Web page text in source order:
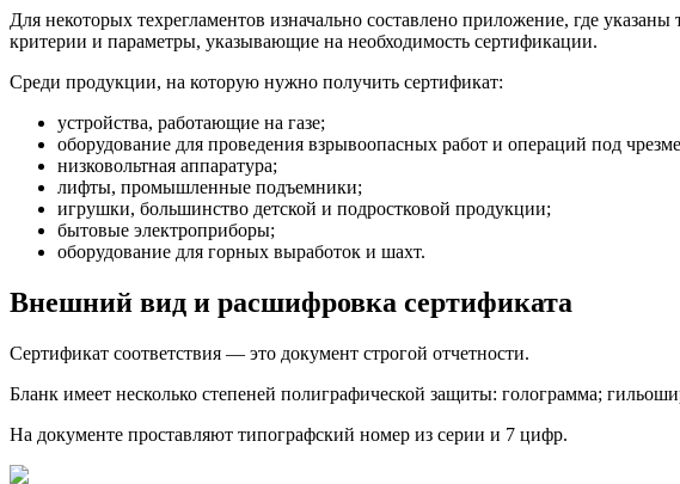
Для некоторых техрегламентов изначально составлено приложение, где
критерии и параметры, указывающие на необходимость сертификации.
Среди продукции, на которую нужно получить сертификат:
устройства, работающие на газе;
оборудование для проведения взрывоопасных работ и операций под
низковольтная аппаратура;
лифты, промышленные подъемники;
игрушки, большинство детской и подростковой продукции;
бытовые электроприборы;
оборудование для горных выработок и шахт.
Внешний вид и расшифровка сертификата
Сертификат соответствия — это документ строгой отчетности.
Бланк имеет несколько степеней полиграфической защиты: голограмма;
На документе проставляют типографский номер из серии и 7 цифр.